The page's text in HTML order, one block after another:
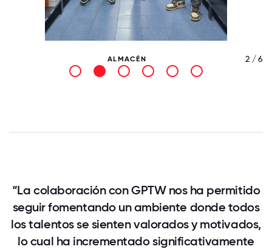
ALMACÉN 2 / 6
“La colaboración con GPTW nos ha permitido
seguir fomentando un ambiente donde todos
los talentos se sienten valorados y motivados,
lo cual ha incrementado significativamente